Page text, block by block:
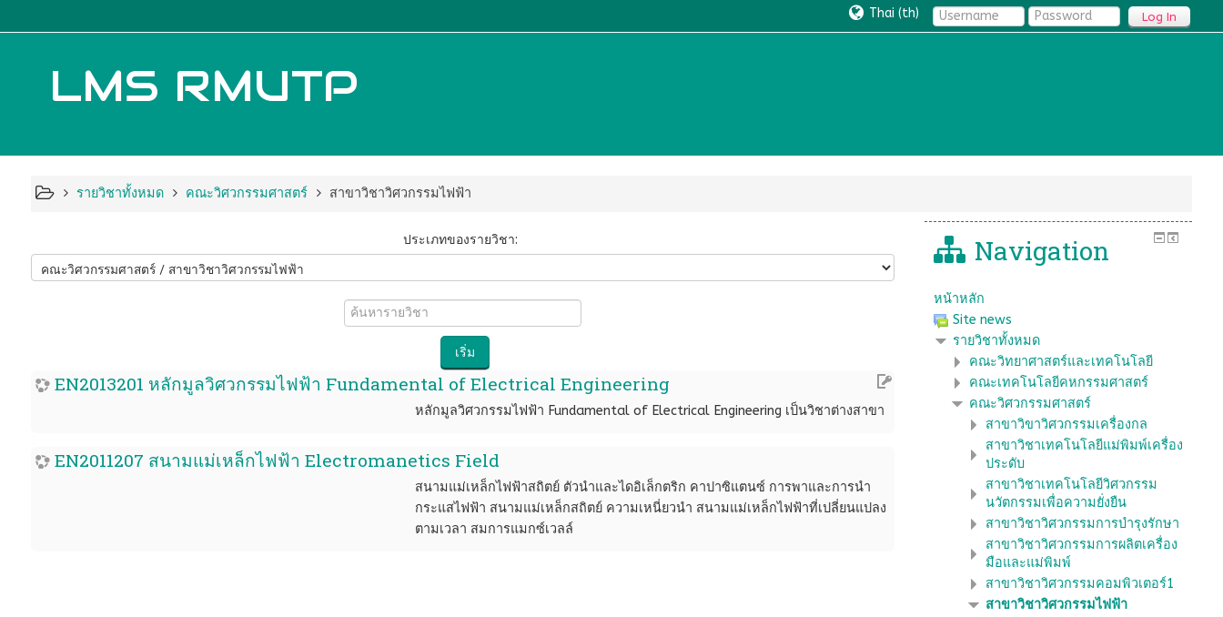
Log In
Thai ‎(th)‎
LMS RMUTP
รายวิชาทั้งหมด คณะวิศวกรรมศาสตร์ สาขาวิชาวิศวกรรมไฟฟ้า
ประเภทของรายวิชา:
ค้นหา
รายวิชา
เริ่ม
EN2013201 หลักมูลวิศวกรรมไฟฟ้า Fundamental of Electrical Engineering
หลักมูลวิศวกรรมไฟฟ้า Fundamental of Electrical Engineering เป็นวิชาต่างสาขา
EN2011207 สนามแม่เหล็กไฟฟ้า Electromanetics Field
สนามแม่เหล็กไฟฟ้าสถิตย์ ตัวนำและไดอิเล็กตริก คาปาซิแตนซ์ การพาและการนำ
กระแสไฟฟ้า สนามแม่เหล็กสถิตย์ ความเหนี่ยวนำ สนามแม่เหล็กไฟฟ้าที่เปลี่ยนแปลง
ตามเวลา สมการแมกซ์เวลล์
Navigation
หน้าหลัก
Site news
รายวิชาทั้งหมด
คณะวิทยาศาสตร์และเทคโนโลยี
คณะเทคโนโลยีคหกรรมศาสตร์
คณะวิศวกรรมศาสตร์
สาขาวิขาวิศวกรรมเครื่องกล
สาขาวิชาเทคโนโลยีแม่พิมพ์เครื่อง
ประดับ
สาขาวิชาเทคโนโลยีวิศวกรรม
นวัตกรรมเพื่อความยั่งยืน
สาขาวิชาวิศวกรรมการบำรุงรักษา
สาขาวิชาวิศวกรรมการผลิตเครื่อง
มือและแม่พิมพ์
สาขาวิชาวิศวกรรมคอมพิวเตอร์1
สาขาวิชาวิศวกรรมไฟฟ้า